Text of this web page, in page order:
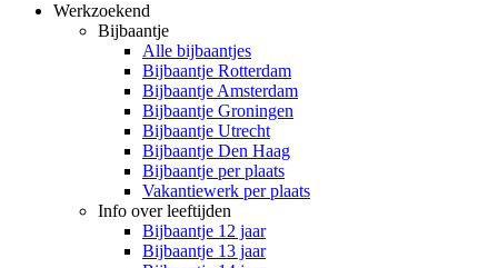
Werkzoekend
Bijbaantje
Alle bijbaantjes
Bijbaantje Rotterdam
Bijbaantje Amsterdam
Bijbaantje Groningen
Bijbaantje Utrecht
Bijbaantje Den Haag
Bijbaantje per plaats
Vakantiewerk per plaats
Info over leeftijden
Bijbaantje 12 jaar
Bijbaantje 13 jaar